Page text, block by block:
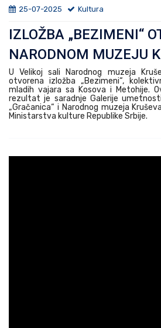
25-07-2025 Kultura
IZLOŽBA „BEZIMENI“
NARODNOM MUZEJU
U Velikoj sali Narodnog muzeja
otvorena izložba „Bezimeni“,
mladih vajara sa Kosova i Metohije.
rezultat je saradnje Galerije
„Gračanica“ i Narodnog muzeja
Ministarstva kulture Republike Srbije.